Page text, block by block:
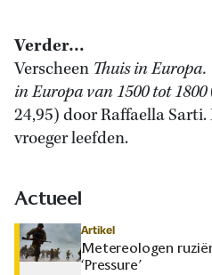
Verder…
Verscheen Thuis in Europa.
in Europa van 1500 tot 1800
24,95) door Raffaella Sarti.
vroeger leefden.
Actueel
Artikel
Metereologen
‘Pressure’